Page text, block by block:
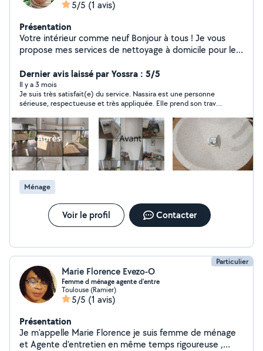
5/5 (1 avis)
Présentation
Votre intérieur comme neuf Bonjour à tous ! Je vous
propose mes services de nettoyage à domicile pour les
ménage régulier (hebdomadaire, bimensuel) ou
ponctuel. - Nettoyage de printemps - Nettoyage avant
et après déménagement - Nettoyage des vitres
Pourquoi me choisir ?! * un travail soigné, discret et
adapté à vos exigences. À très vite pour prendre soin
de votre foyer ! Cordialement
Dernier avis laissé par Yossra : 5/5
Il y a 3 mois
Je suis très satisfait(e) du service. Nassira est une personne
sérieuse, respectueuse et très appliquée. Elle prend son travail
hésiter.
Ménage
Voir le profil Contacter
Particulier
Marie Florence Evezo-O
Femme d ménage agente d'entre
Toulouse (Ramier)
5/5 (1 avis)
Présentation
Je m'appelle Marie Florence je suis femme de ménage
et Agente d'entretien en même temps rigoureuse ,